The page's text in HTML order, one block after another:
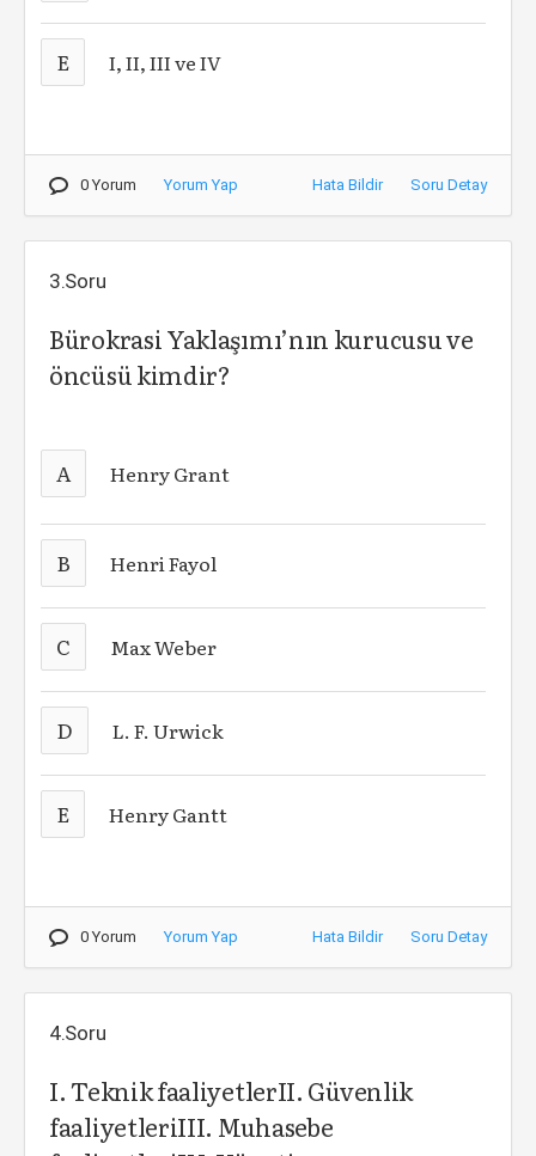
E I, II, III ve IV
0 Yorum Yorum Yap Hata Bildir Soru Detay
3.Soru
Bürokrasi Yaklaşımı’nın kurucusu ve
öncüsü kimdir?
A Henry Grant
B Henri Fayol
C Max Weber
D L. F. Urwick
E Henry Gantt
0 Yorum Yorum Yap Hata Bildir Soru Detay
4.Soru
I. Teknik faaliyetlerII. Güvenlik
faaliyetleriIII. Muhasebe